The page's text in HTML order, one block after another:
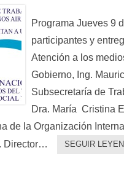
Programa Jueves 9
participantes y
Atención a los
Gobierno, Ing.
Subsecretaría de
Dra. María Cristina
de la Organización
Director…
SEGUIR